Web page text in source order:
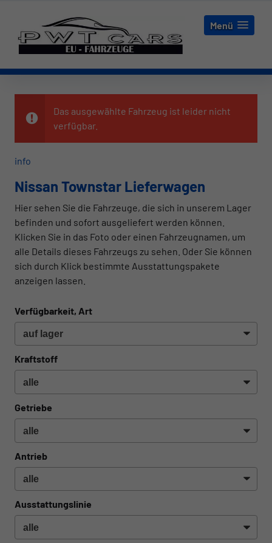
Menü
Das ausgewählte Fahrzeug ist leider nicht
verfügbar.
info
Nissan Townstar Lieferwagen
Hier sehen Sie die Fahrzeuge, die sich in unserem Lager
befinden und sofort ausgeliefert werden können.
Klicken Sie in das Foto oder einen Fahrzeugnamen, um
alle Details dieses Fahrzeugs zu sehen. Oder Sie können
sich durch Klick bestimmte Ausstattungspakete
anzeigen lassen.
Verfügbarkeit, Art
Kraftstoff
Getriebe
Antrieb
Ausstattungslinie